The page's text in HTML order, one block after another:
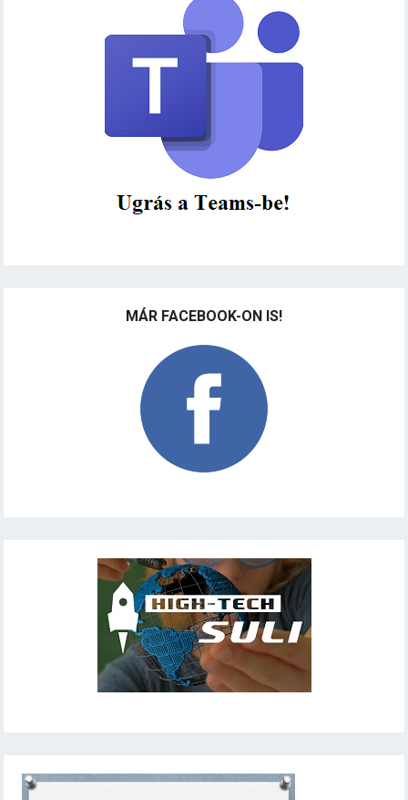
MÁR FACEBOOK-ON IS!